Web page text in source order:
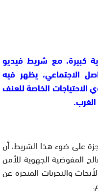
كبيرة، مع شريط فيديو
الاجتماعي، يظهر فيه
الخاصة للعنف
على ضوء هذا الشريط، أن
المفوضية الجهوية للأمن
والتحريات المنجزة عن